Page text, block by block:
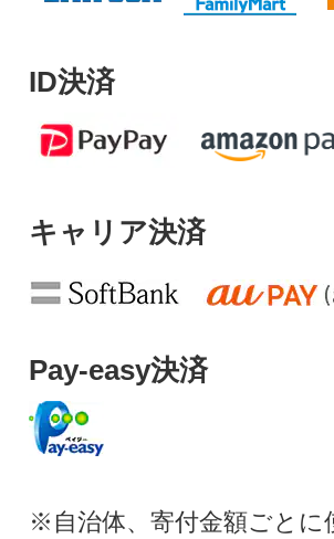
ID決済
キャリア決済
Pay-easy決済
※自治体、寄付金額ごとに